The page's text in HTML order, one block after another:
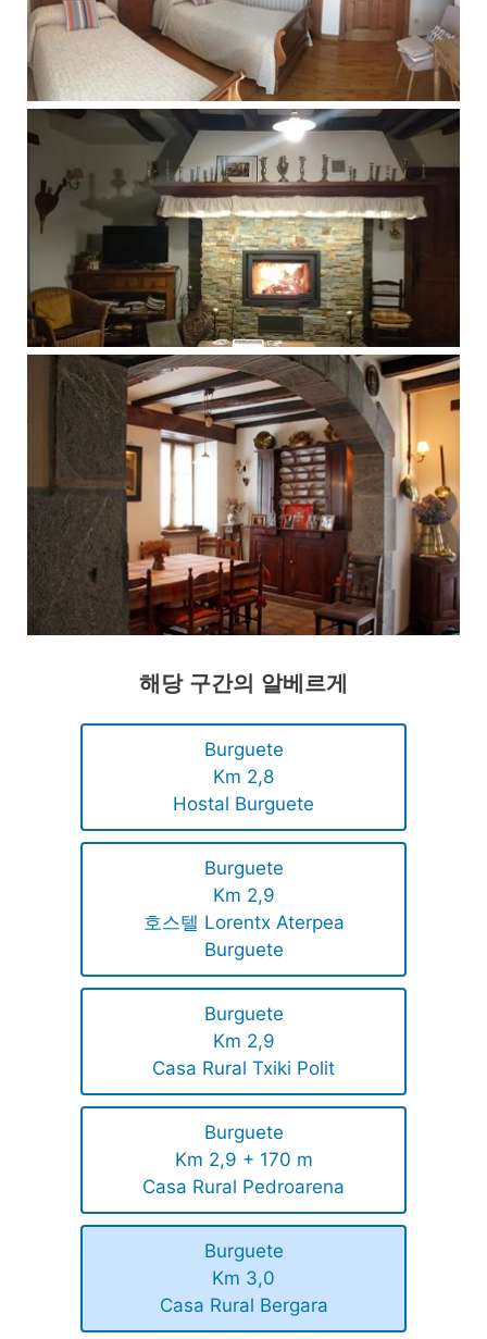
해당 구간의 알베르게
Burguete
Km 2,8
Hostal Burguete
Burguete
Km 2,9
호스텔 Lorentx Aterpea
Burguete
Burguete
Km 2,9
Casa Rural Txiki Polit
Burguete
Km 2,9 + 170 m
Casa Rural Pedroarena
Burguete
Km 3,0
Casa Rural Bergara